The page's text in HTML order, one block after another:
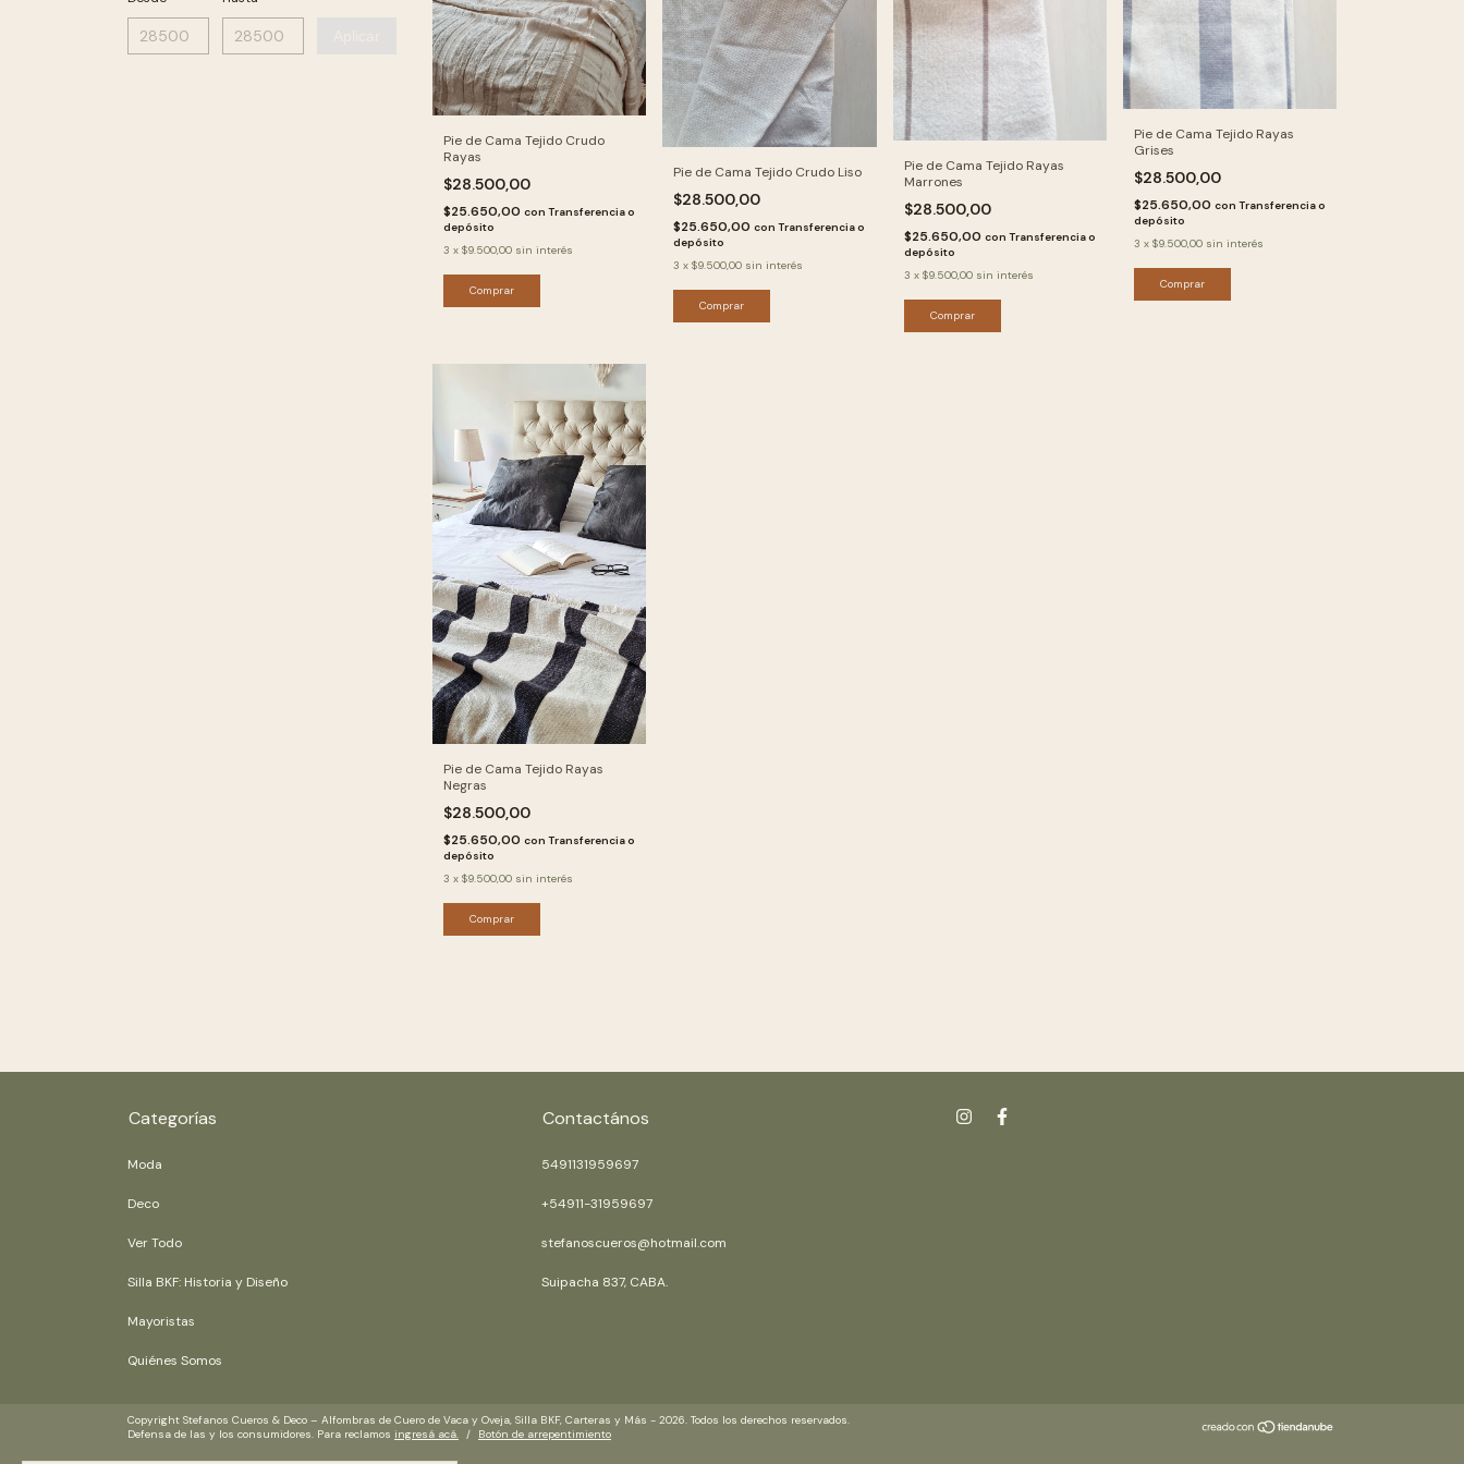
Pie de Cama Tejido Crudo
Rayas
$28.500,00
$25.650,00 con Transferencia o
depósito
3 x $9.500,00 sin interés
Pie de Cama Tejido Crudo Liso
$28.500,00
$25.650,00con Transferencia o
depósito
3 x$9.500,00 sin interés
Pie de Cama Tejido Rayas
Marrones
$28.500,00
$25.650,00 con Transferencia o
depósito
3 x $9.500,00 sin interés
Pie de Cama Tejido Rayas
Grises
$28.500,00
$25.650,00 con Transferencia o
depósito
3 x $9.500,00 sin interés
Pie de Cama Tejido Rayas
Negras
$28.500,00
$25.650,00 con Transferencia o
depósito
3 x $9.500,00 sin interés
Categorías
Moda
Deco
Ver Todo
Silla BKF: Historia y Diseño
Mayoristas
Quiénes Somos
Contactános
5491131959697
+54911-31959697
stefanoscueros@hotmail.com
Suipacha 837, CABA.
Copyright Stefanos Cueros & Deco – Alfombras de Cuero de Vaca y Oveja, Silla BKF, Carteras y Más - 2026. Todos los derechos reservados.
Defensa de las y los consumidores. Para reclamos ingresá acá. / Botón de arrepentimiento